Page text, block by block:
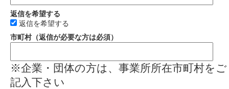
返信を希望する
返信を希望する
市町村（返信が必要な方は必須）
※企業・団体の方は、事業所所在市町村をご
記入下さい